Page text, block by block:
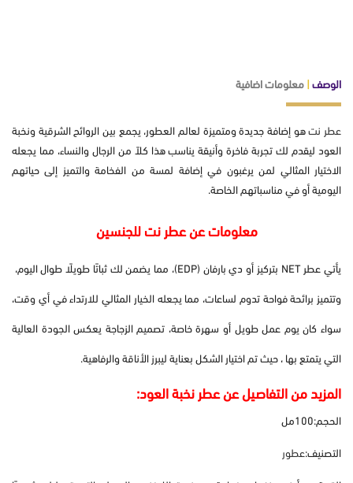
الوصف|معلومات اضافية
عطر نتهو إضافة جديدة ومتميزة لعالم العطور، يجمع بين الروائح الشرقية ونخبة
العود ليقدم لك تجربة فاخرة وأنيقة يناسب هذا كلاً من الرجال والنساء، مما يجعله
الاختيار المثالي لمن يرغبون في إضافة لمسة من الفخامة والتميز إلى حياتهم
اليومية أو في مناسباتهم الخاصة.
معلومات عن عطر نت للجنسين
يأتي عطر NET بتركيز أو دي بارفان (EDP)، مما يضمن لك ثباتًا طويلًا طوال اليوم،
وتتميز برائحة فواحة تدوم لساعات، مما يجعله الخيار المثالي للارتداء في أي وقت،
سواء كان يوم عمل طويل أو سهرة خاصة، تصميم الزجاجة يعكس الجودة العالية
التي يتمتع بها ، حيث تم اختيار الشكل بعناية ليبرز الأناقة والرفاهية.
المزيد من التفاصيل عن عطر نخبة العود:
الحجم:100مل
التصنيف:عطور